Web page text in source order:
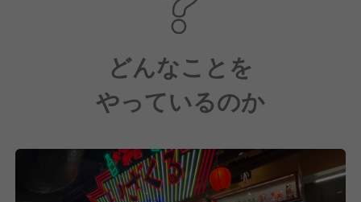
どんなことを
やっているのか